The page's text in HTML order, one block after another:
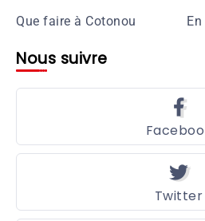
Que faire à Cotonou
Nous suivre
Twitter